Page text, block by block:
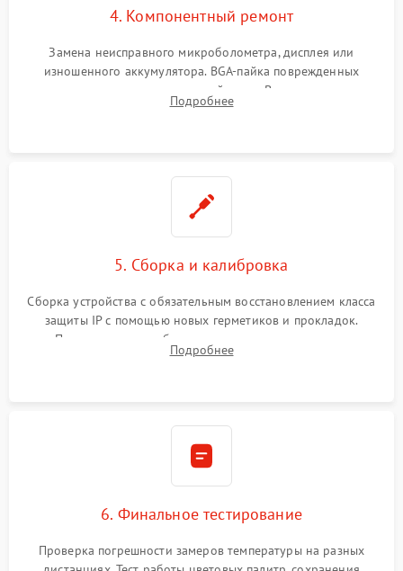
4. Компонентный ремонт
Замена неисправного микроболометра, дисплея или
изношенного аккумулятора. BGA-пайка поврежденных
контроллеров на материнской плате. Восстановление
разъемов и кнопок, замена поврежденных элементов
Подробнее
5. Сборка и калибровка
Сборка устройства с обязательным восстановлением класса
защиты IP с помощью новых герметиков и прокладок.
Программная калибровка матрицы по эталонному
абсолютно черному телу для точного измерения температур.
Подробнее
6. Финальное тестирование
Проверка погрешности замеров температуры на разных